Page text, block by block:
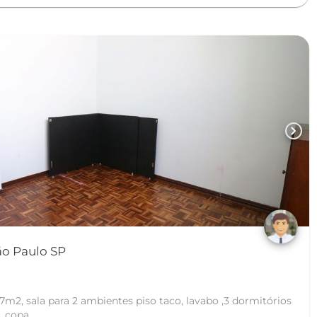
chevron_right
Paulo SP
sala para 2 ambientes piso taco, lavabo ,3 dormitórios